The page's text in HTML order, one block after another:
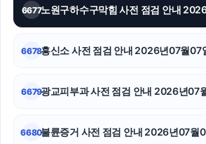
서
6677
6678흥신소 사전 점검 안내 2026년07월07
6679광교피부과 사전 점검 안내 2026년07
6680불륜증거 사전 점검 안내 2026년07월